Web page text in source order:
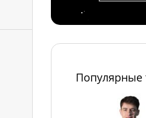
Популярные